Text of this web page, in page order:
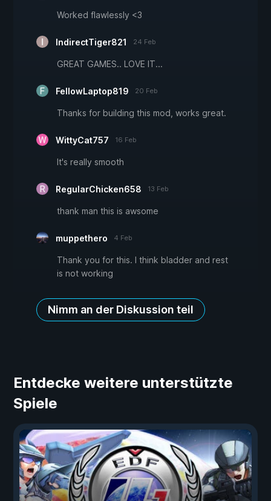
Worked flawlessly <3
IndirectTiger821 24 Feb
GREAT GAMES.. LOVE IT...
FellowLaptop819 20 Feb
Thanks for building this mod, works great.
WittyCat757 16 Feb
It's really smooth
RegularChicken658 13 Feb
thank man this is awsome
muppethero 4 Feb
Thank you for this. I think bladder and rest
is not working
Nimm an der Diskussion teil
Entdecke weitere unterstützte
Spiele